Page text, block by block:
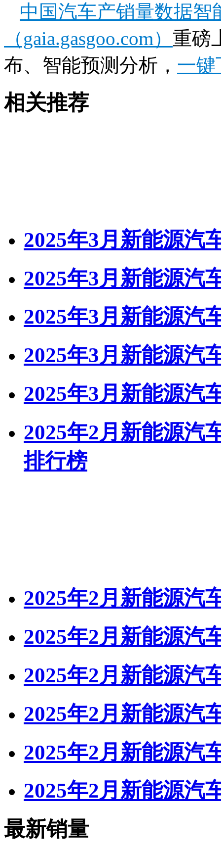
中国汽车产销量数据
（gaia.gasgoo.com） 重磅
布、智能预测分析， 一键
相关推荐
2025年3月新能源汽
2025年3月新能源汽
2025年3月新能源汽
2025年3月新能源汽
2025年3月新能源汽
2025年2月新能源汽
排行榜
2025年2月新能源汽
2025年2月新能源汽
2025年2月新能源汽
2025年2月新能源汽
2025年2月新能源汽
2025年2月新能源汽
最新销量